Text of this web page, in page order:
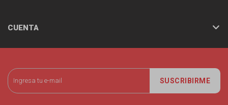
SUSCRIBIRME
CUENTA